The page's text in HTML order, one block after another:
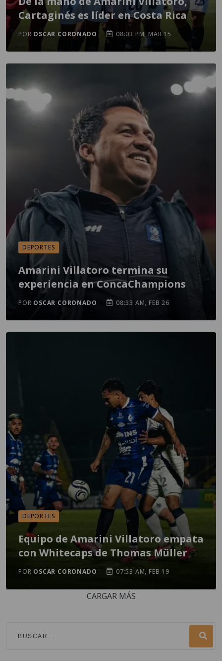
Cartaginés es líder en Costa Rica
POR OSCAR CORONADO 08:03 PM, MAR 15
DEPORTES
Amarini Villatoro termina su
experiencia en ConcaChampions
POR OSCAR CORONADO 08:33 AM, FEB 26
DEPORTES
Equipo de Amarini Villatoro empata
con Whitecaps de Thomas Müller
POR OSCAR CORONADO 07:53 AM, FEB 19
CARGAR MÁS